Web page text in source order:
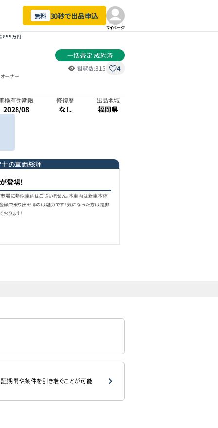
無料 30秒で出品申込
マイページ
655万円
ーナー
一括査定 成約済
閲覧数:315 4
検有効期限
2028/08
修復歴
なし
出品地域
福岡県
の車両総評
登場！
場に類似車両はございません。本車両は新車本体
額で乗り出せるのは魅力です！気になった方は是非
ります！
期間や条件を引き継ぐことが可能